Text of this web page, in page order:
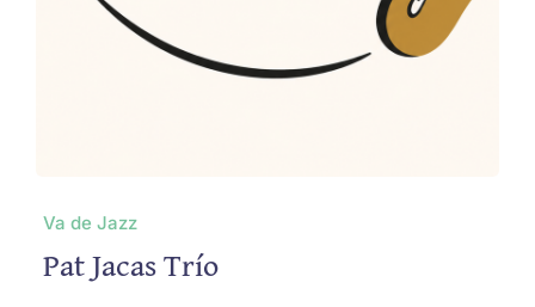
Va de Jazz
Pat Jacas Trío